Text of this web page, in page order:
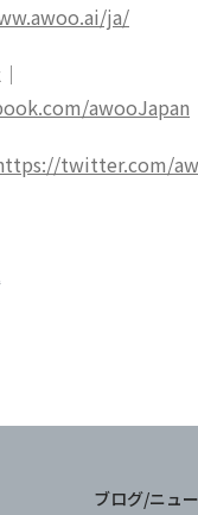
ja/
awooJapan
twitter.com/
ブログ/ニュ